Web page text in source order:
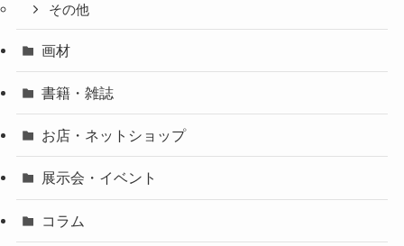
その他
画材
書籍・雑誌
お店・ネットショップ
展示会・イベント
コラム